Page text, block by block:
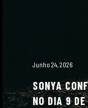
Junho 24, 2026
SONYA
NO DIA 9